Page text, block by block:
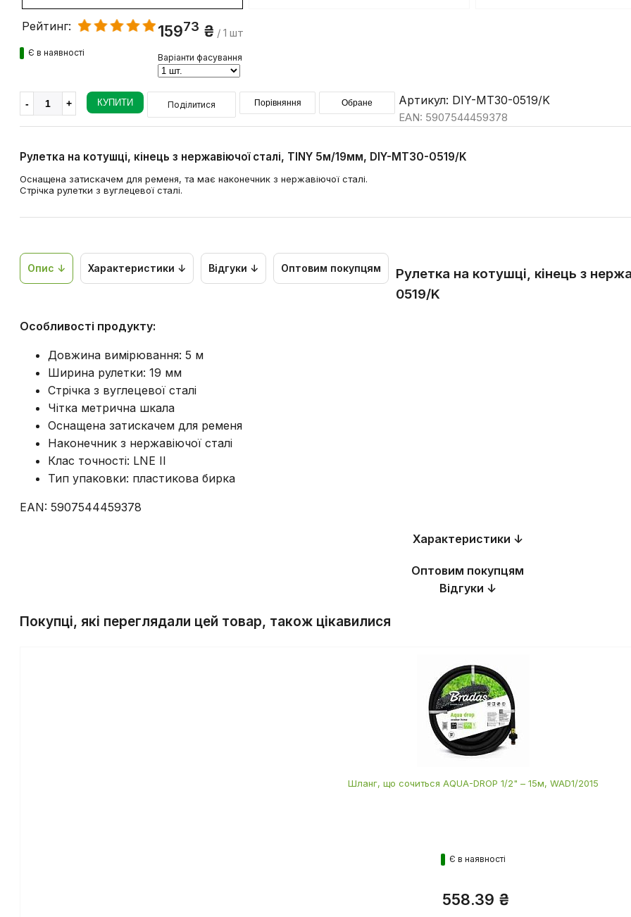
Рейтинг:
Є в наявності
15973 ₴ / 1 шт
Варіанти фасування
КУПИТИ Поділитися Порівняння Обране Артикул: DIY-MT30-0519/K
EAN: 5907544459378
Рулетка на котушці, кінець з нержавіючої сталі, TINY 5м/19мм, DIY-MT30-0519/K
Оснащена затискачем для ременя, та має наконечник з нержавіючої сталі.
Стрічка рулетки з вуглецевої сталі.
Опис ↓ Характеристики ↓ Відгуки ↓ Оптовим покупцям
Рулетка на котушці, кінець з
0519/K
Особливості продукту:
Довжина вимірювання: 5 м
Ширина рулетки: 19 мм
Стрічка з вуглецевої сталі
Чітка метрична шкала
Оснащена затискачем для ременя
Наконечник з нержавіючої сталі
Клас точності: LNE II
Тип упаковки: пластикова бирка
EAN: 5907544459378
Характеристики ↓
Оптовим покупцям
Відгуки ↓
Покупці, які переглядали цей товар, також цікавилися
Шланг, що сочиться AQUA-DROP 1/2" – 15м, WAD1/2015
Є в наявності
558.39 ₴